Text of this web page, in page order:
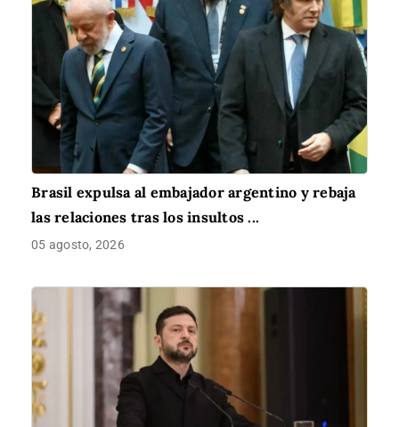
Brasil expulsa al embajador argentino y rebaja
las relaciones tras los insultos ...
05 agosto, 2026